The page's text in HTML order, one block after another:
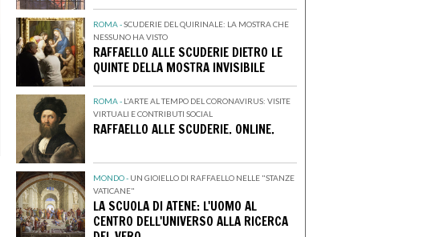
ROMA -SCUDERIE DEL QUIRINALE: LA MOSTRA CHE
NESSUNO HA VISTO
RAFFAELLO ALLE SCUDERIE DIETRO LE
QUINTE DELLA MOSTRA INVISIBILE
ROMA - L'ARTE AL TEMPO DEL CORONAVIRUS: VISITE
VIRTUALI E CONTRIBUTI SOCIAL
RAFFAELLO ALLE SCUDERIE. ONLINE.
MONDO - UN GIOIELLO DI RAFFAELLO NELLE "STANZE
VATICANE"
LA SCUOLA DI ATENE: L'UOMO AL
CENTRO DELL'UNIVERSO ALLA RICERCA